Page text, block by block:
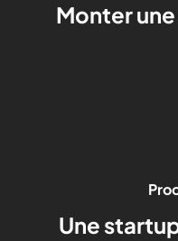
Monter
Une